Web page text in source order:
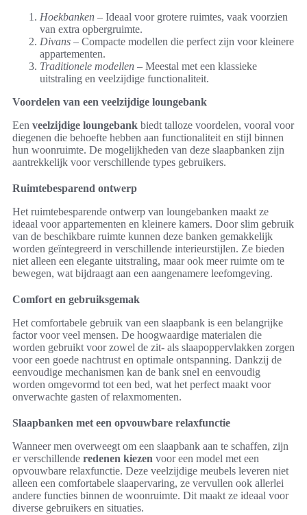
Hoekbanken – Ideaal voor grotere ruimtes, vaak voorzien
van extra opbergruimte.
Divans – Compacte modellen die perfect zijn voor kleinere
appartementen.
Traditionele modellen – Meestal met een klassieke
uitstraling en veelzijdige functionaliteit.
Voordelen van een veelzijdige loungebank
Een veelzijdige loungebank biedt talloze voordelen, vooral voor
diegenen die behoefte hebben aan functionaliteit en stijl binnen
hun woonruimte. De mogelijkheden van deze slaapbanken zijn
aantrekkelijk voor verschillende types gebruikers.
Ruimtebesparend ontwerp
Het ruimtebesparende ontwerp van loungebanken maakt ze
ideaal voor appartementen en kleinere kamers. Door slim gebruik
van de beschikbare ruimte kunnen deze banken gemakkelijk
worden geïntegreerd in verschillende interieurstijlen. Ze bieden
niet alleen een elegante uitstraling, maar ook meer ruimte om te
bewegen, wat bijdraagt aan een aangenamere leefomgeving.
Comfort en gebruiksgemak
Het comfortabele gebruik van een slaapbank is een belangrijke
factor voor veel mensen. De hoogwaardige materialen die
worden gebruikt voor zowel de zit- als slaapoppervlakken zorgen
voor een goede nachtrust en optimale ontspanning. Dankzij de
eenvoudige mechanismen kan de bank snel en eenvoudig
worden omgevormd tot een bed, wat het perfect maakt voor
onverwachte gasten of relaxmomenten.
Slaapbanken met een opvouwbare relaxfunctie
Wanneer men overweegt om een slaapbank aan te schaffen, zijn
er verschillende redenen kiezen voor een model met een
opvouwbare relaxfunctie. Deze veelzijdige meubels leveren niet
alleen een comfortabele slaapervaring, ze vervullen ook allerlei
andere functies binnen de woonruimte. Dit maakt ze ideaal voor
diverse gebruikers en situaties.